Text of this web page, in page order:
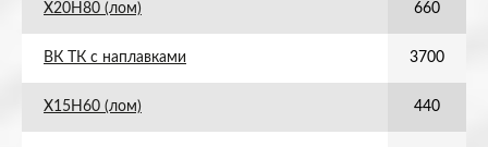
Х20Н80 (лом) 660
ВК ТК с наплавками 3700
Х15Н60 (лом) 440